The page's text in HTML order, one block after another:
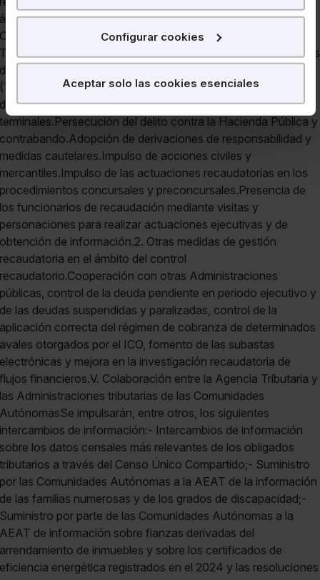
nuestra página web. También con fines publicitarios,
¿Qué puedes hacer?
Puedesaceptarlas cookies para que tu experiencia
aceptar solo las esenciales
para denegar
todas las cookies excepto aquellas imprescindibles.
También puedes
solo aquellas que quieras permitir en tu navegador. Si
no seleccionas ninguna utilizaremos las que sean
indispensables para la navegación.
Saber más acerca de las cookies
Configurar cookies
Aceptar solo las cookies esenciales